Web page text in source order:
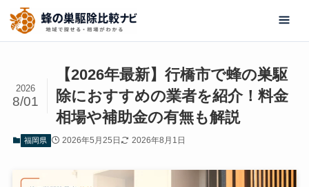
【2026年最新】行橋市で蜂の巣駆
除におすすめの業者を紹介！料金
相場や補助金の有無も解説
2026
8/01
福岡県 2026年5月25日 2026年8月1日